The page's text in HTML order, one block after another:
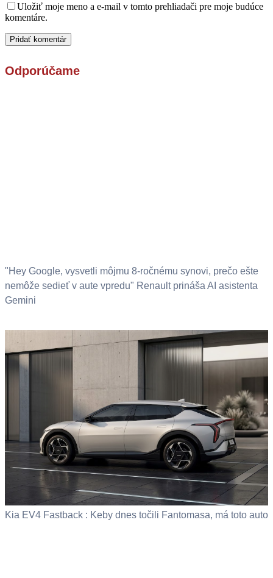
Uložiť moje meno a e-mail v tomto prehliadači pre moje budúce
komentáre.
Odporúčame
"Hey Google, vysvetli môjmu 8-ročnému synovi, prečo ešte
nemôže sedieť v aute vpredu" Renault prináša AI asistenta
Gemini
Kia EV4 Fastback : Keby dnes točili Fantomasa, má toto auto